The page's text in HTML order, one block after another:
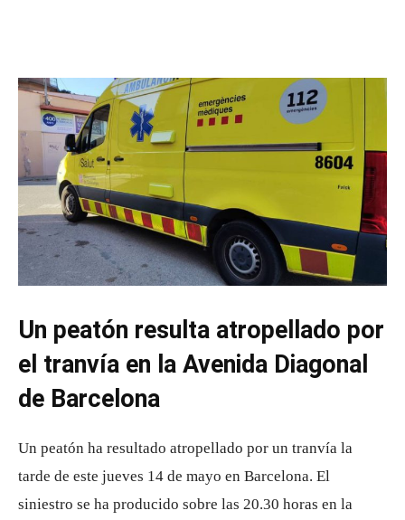
Un peatón resulta atropellado por
el tranvía en la Avenida Diagonal
de Barcelona
Un peatón ha resultado atropellado por un tranvía la
tarde de este jueves 14 de mayo en Barcelona. El
siniestro se ha producido sobre las 20.30 horas en la